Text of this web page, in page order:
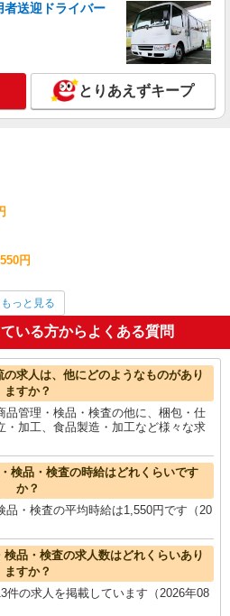
者送迎ドライバー
とりあえずキープ
円
1,500円
師1,490円
る
もっと見る
いる方からよくある質問
求人は、他にどのようなものがあり
ますか？
品管理・検品・検査の他に、梱包・仕
・加工、食品製造・加工など様々な求
検品・検査の時給はどれくらいです
か？
品・検査の平均時給は1,550円です（20
品・検査の求人数はどれくらいあり
ますか？
件の求人を掲載しています（2026年08